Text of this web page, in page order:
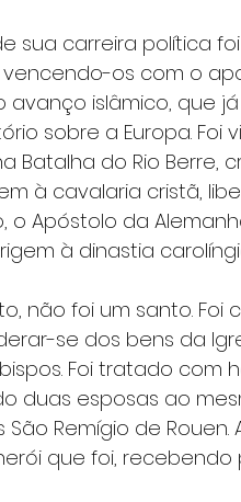
sua carreira política
vencendo-os com o
avanço islâmico, que
sobre a Europa. Foi
Batalha do Rio Berre,
à cavalaria cristã,
o Apóstolo da
à dinastia
não foi um santo. Foi
se dos bens da
Foi tratado com
duas esposas ao
São Remígio de
que foi, recebendo